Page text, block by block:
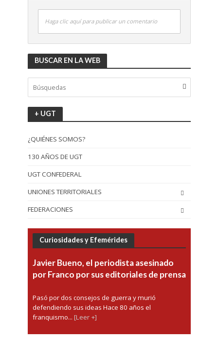
Haga clic aquí para publicar un comentario
BUSCAR EN LA WEB
+ UGT
¿QUIÉNES SOMOS?
130 AÑOS DE UGT
UGT CONFEDERAL
UNIONES TERRITORIALES
FEDERACIONES
Curiosidades y Efemérides
Javier Bueno, el periodista asesinado
por Franco por sus editoriales de prensa
Pasó por dos consejos de guerra y murió
defendiendo sus ideas Hace 80 años el
franquismo... [Leer +]